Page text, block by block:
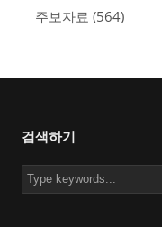
주보자료 (564)
검색하기